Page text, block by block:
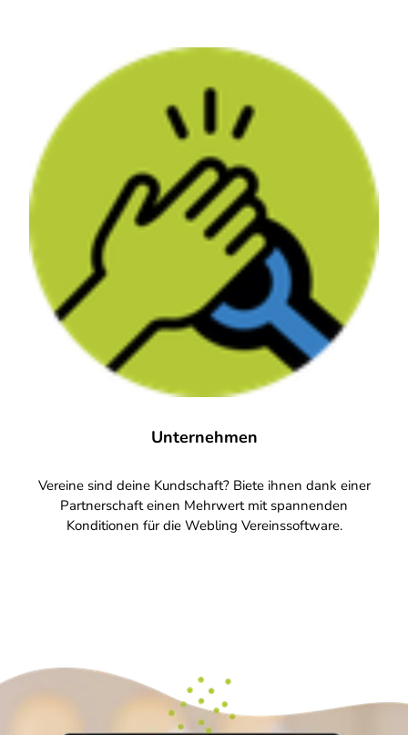
Unternehmen
Vereine sind deine Kundschaft? Biete ihnen dank einer
Partnerschaft einen Mehrwert mit spannenden
Konditionen für die Webling Vereinssoftware.